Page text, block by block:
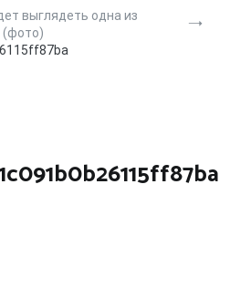
выглядеть одна из
(фото)